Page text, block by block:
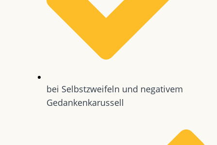
bei Selbstzweifeln und negativem
Gedankenkarussell